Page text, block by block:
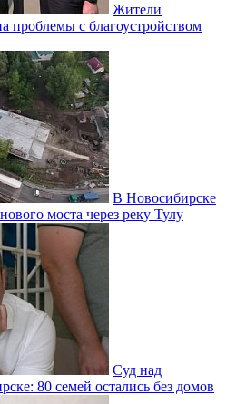
Жители
проблемы с благоустройством
В Новосибирске
моста через реку Тулу
Суд над
80 семей остались без домов